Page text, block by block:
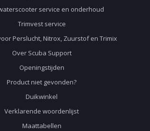
service en onderhoud
Trimvest service
Perslucht, Nitrox, Zuurstof en Trimix
Over Scuba Support
Openingstijden
Product niet gevonden?
Duikwinkel
Verklarende woordenlijst
Maattabellen